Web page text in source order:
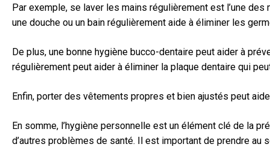
Par exemple, se laver les mains régulièrement est l’une
une douche ou un bain régulièrement aide à éliminer les
De plus, une bonne hygiène bucco-dentaire peut aider à
régulièrement peut aider à éliminer la plaque dentaire qui
Enfin, porter des vêtements propres et bien ajustés peut
En somme, l’hygiène personnelle est un élément clé de la
d’autres problèmes de santé. Il est important de prendre